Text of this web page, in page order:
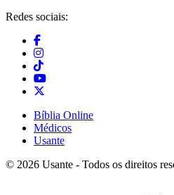
Redes sociais:
Bíblia Online
Médicos
Usante
© 2026 Usante - Todos os direitos